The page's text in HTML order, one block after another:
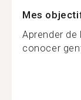
Mes
Aprender
conocer